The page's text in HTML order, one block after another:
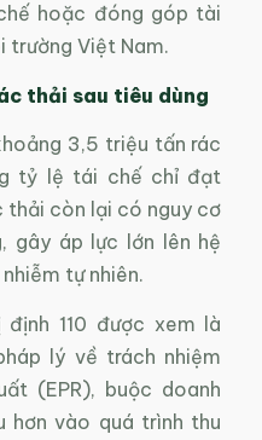
hoặc đóng góp tài
trường Việt Nam.
thải sau tiêu dùng
3,5 triệu tấn rác
tỷ lệ tái chế chỉ đạt
thải còn lại có nguy cơ
gây áp lực lớn lên hệ
tự nhiên.
110 được xem là
lý về trách nhiệm
(EPR), buộc doanh
hơn vào quá trình thu